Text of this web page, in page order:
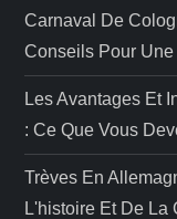
Carnaval De
Conseils Pour
Les Avantages Et
: Ce Que Vous
Trèves En
L'histoire Et De La